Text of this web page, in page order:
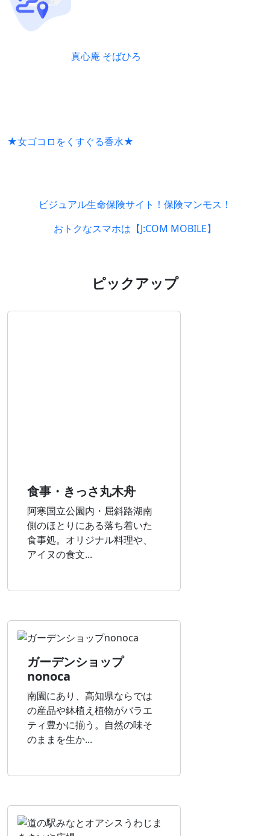
真心庵 そばひろ
★女ゴコロをくすぐる香水★
ビジュアル生命保険サイト！保険マンモス！
おトクなスマホは【J:COM MOBILE】
ピックアップ
食事・きっさ丸木舟
阿寒国立公園内・屈斜路湖南
側のほとりにある落ち着いた
食事処。オリジナル料理や、
アイヌの食文...
ガーデンショップ
nonoca
南園にあり、高知県ならでは
の産品や鉢植え植物がバラエ
ティ豊かに揃う。自然の味そ
のままを生か...